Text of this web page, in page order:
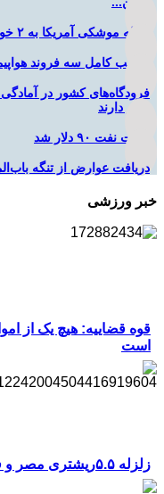
حمله موشکی آمریکا به ۲ خوابگاه دانشجویی در اهواز
تخریب کامل سه فروند هواپیمای «اِف ۳۵»
فرودگاه‌های کشور در
قرار دارند
قیمت نفت ۹۰ دلار شد
دریافت عوارض از تنگه
خبر ورزشی
قوه قضاییه: هیچ یک از
است
زلزله ۵.۵ریشتری مصر و فلسطین را لرزاند